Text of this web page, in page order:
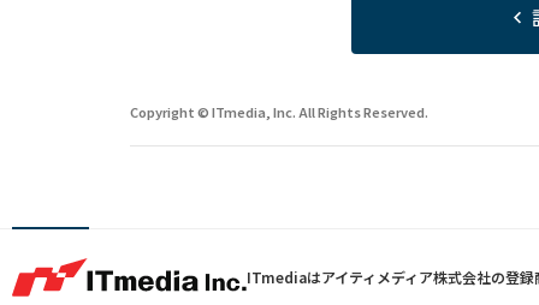
Copyright © ITmedia, Inc. All Rights Reserved.
ITmediaはアイティメディア株式会社の登録